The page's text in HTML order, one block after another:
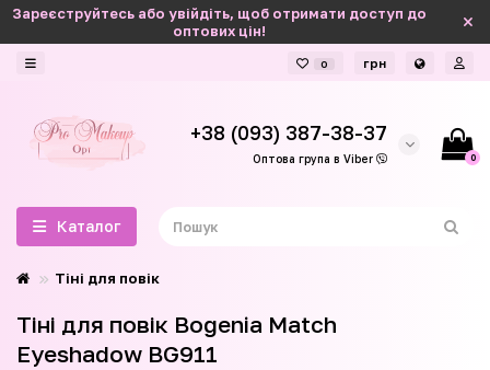
Зареєструйтесь або увійдіть, щоб отримати доступ до
оптових цін!
0 грн
+38 (093) 387-38-37
Оптова група в Viber 0
Каталог
Тіні для повік
Тіні для повік Bogenia Match
Eyeshadow BG911